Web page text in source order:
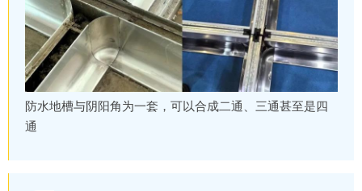
防水地槽与阴阳角为一套，可以合成二通、三通甚至是四
通